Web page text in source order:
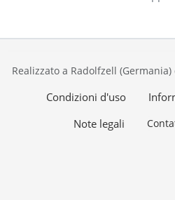
Realizzato a Radolfzell (Germania)
Condizioni d'uso
Note legali